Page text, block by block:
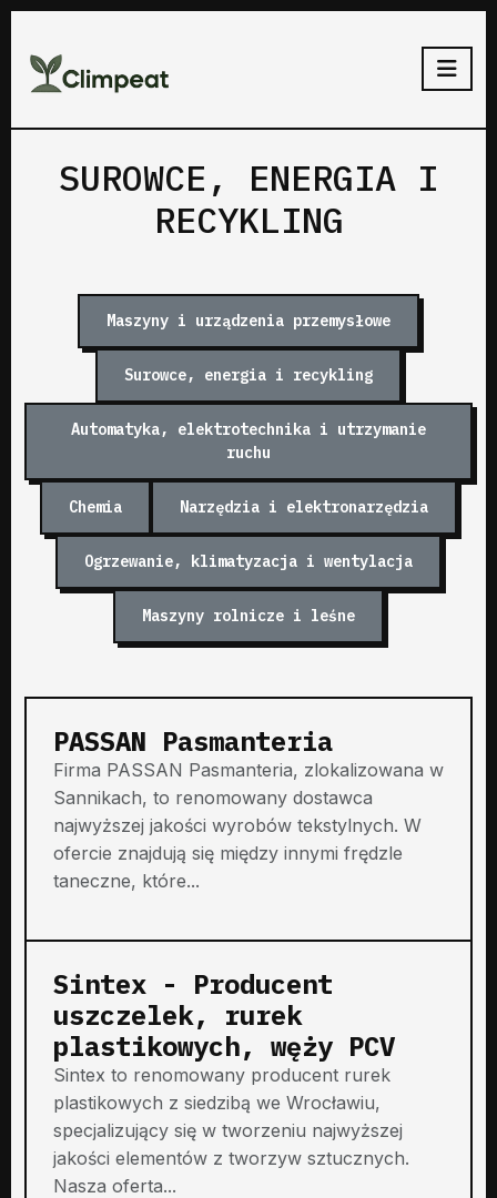
SUROWCE, ENERGIA I
RECYKLING
Maszyny i urządzenia przemysłowe
Surowce, energia i recykling
Automatyka, elektrotechnika i utrzymanie
ruchu
Chemia Narzędzia i elektronarzędzia
Ogrzewanie, klimatyzacja i wentylacja
Maszyny rolnicze i leśne
PASSAN Pasmanteria
Firma PASSAN Pasmanteria, zlokalizowana w
Sannikach, to renomowany dostawca
najwyższej jakości wyrobów tekstylnych. W
ofercie znajdują się między innymi frędzle
taneczne, które...
Sintex - Producent
uszczelek, rurek
plastikowych, węży PCV
Sintex to renomowany producent rurek
plastikowych z siedzibą we Wrocławiu,
specjalizujący się w tworzeniu najwyższej
jakości elementów z tworzyw sztucznych.
Nasza oferta...